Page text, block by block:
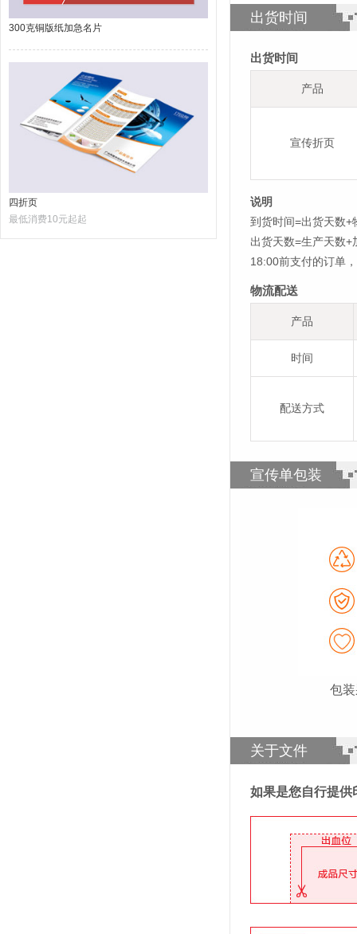
300克铜版纸加急名片
四折页
最低消费10元起起
出货时间
出货时间
产品
宣传折页
说明
到货时间=出货天数+
出货天数=生产天数
18:00前支付的订单
物流配送
产品
时间
配送方式
宣传单包装
包
关于文件
如果是您自行提供